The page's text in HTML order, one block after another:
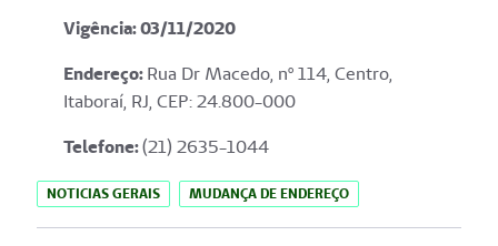
Vigência: 03/11/2020
Endereço:Rua Dr Macedo, nº 114, Centro,
Itaboraí, RJ, CEP: 24.800-000
Telefone:(21) 2635-1044
NOTICIAS GERAIS MUDANÇA DE ENDEREÇO